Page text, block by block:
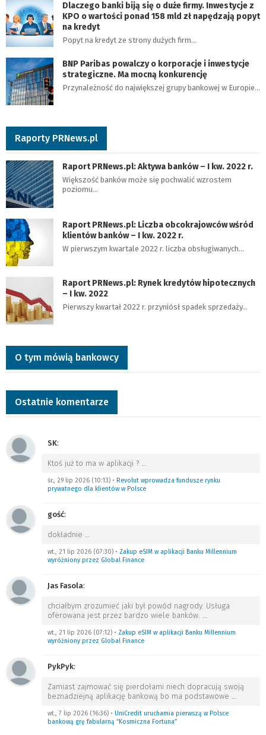
Dlaczego banki biją się o duże firmy. Inwestycje z
KPO o wartości ponad 158 mld zł napędzają popyt
na kredyt
Popyt na kredyt ze strony dużych firm…
BNP Paribas powalczy o korporacje i inwestycje
strategiczne. Ma mocną konkurencję
Przynależność do największej grupy bankowej w Europie…
Raporty PRNews.pl
Raport PRNews.pl: Aktywa banków – I kw. 2022 r.
Większość banków może się pochwalić wzrostem
poziomu…
Raport PRNews.pl: Liczba obcokrajowców wśród
klientów banków – I kw. 2022 r.
W pierwszym kwartale 2022 r. liczba obsługiwanych…
Raport PRNews.pl: Rynek kredytów hipotecznych
– I kw. 2022
Pierwszy kwartał 2022 r. przyniósł spadek sprzedaży…
O tym mówią bankowcy
Ostatnie komentarze
SK:
Ktoś już to ma w aplikacji ? …
śr., 29 lip 2026 (10:13) • Revolut wprowadza fundusze rynku
prywatnego dla klientów w Polsce
gość:
dokładnie …
wt., 21 lip 2026 (07:30) • Zakup eSIM w aplikacji Banku Millennium
wyróżniony przez Global Finance
Jas Fasola:
chciałbym zrozumieć jaki był powód nagrody. Usługa
oferowana jest przez bardzo wiele banków. …
wt., 21 lip 2026 (07:12) • Zakup eSIM w aplikacji Banku Millennium
wyróżniony przez Global Finance
PykPyk:
Zamiast zajmować się pierdołami niech dopracują swoją
beznadziejną aplikację bankową bo ma podstawowe …
wt., 7 lip 2026 (16:36) • UniCredit uruchamia pierwszą w Polsce
bankową grę fabularną “Kosmiczna Fortuna”